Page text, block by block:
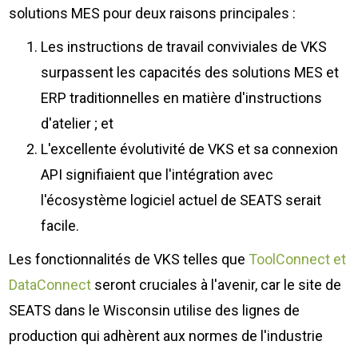
solutions MES pour deux raisons principales :
Les instructions de travail conviviales de VKS
surpassent les capacités des solutions MES et
ERP traditionnelles en matière d'instructions
d'atelier ; et
L'excellente évolutivité de VKS et sa connexion
API signifiaient que l'intégration avec
l'écosystème logiciel actuel de SEATS serait
facile.
Les fonctionnalités de VKS telles que ToolConnect et
DataConnect seront cruciales à l'avenir, car le site de
SEATS dans le Wisconsin utilise des lignes de
production qui adhèrent aux normes de l'industrie